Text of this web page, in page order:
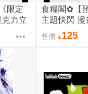
限定
力立
／主
遊人
宮昊
食糧閣✿【
主題快閃
口鐵徽章）
隊／主題快
售價 125